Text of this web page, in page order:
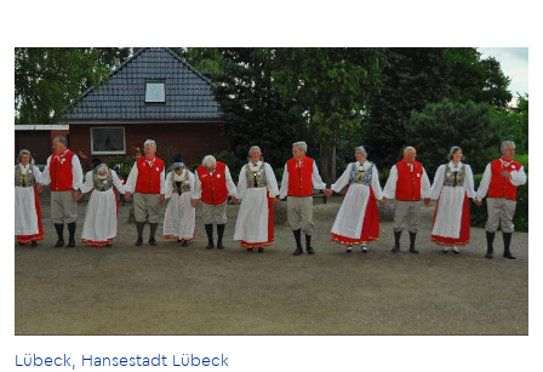
Lübeck, Hansestadt Lübeck